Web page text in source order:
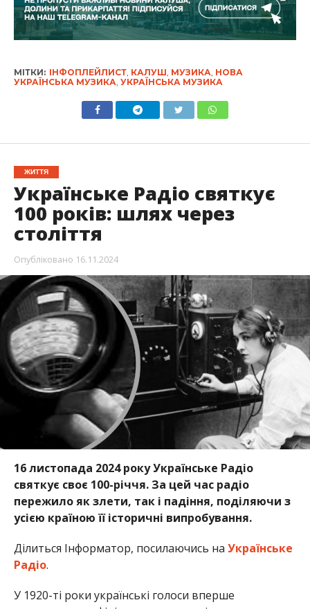
МІТКИ: ІНФОПЛЕЙЛИСТ, КАЛУШ МУЗИКА НОВА
УКРАЇНСЬКА МУЗИКА УКРАЇНСЬКА МУЗИКА
ЖИТТЯ
Українське Радіо святкує
100 років: шлях через
століття
Опубліковано 16.11.2024
16 листопада 2024 року Українське Радіо
святкує своє 100-річчя. За цей час радіо
пережило як злети, так і падіння, поділяючи з
усією країною її історичні випробування.
Ділиться Інформатор, посилаючись на Українське
Радіо.
У 1920-ті роки українські голоси вперше